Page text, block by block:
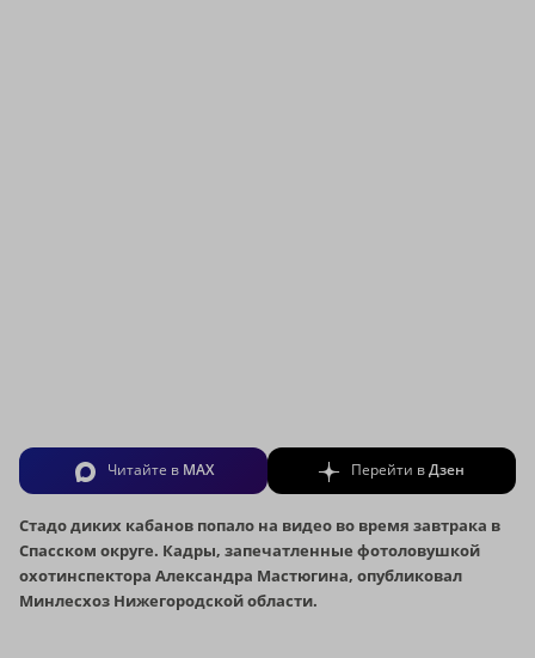
Читайте в MAX Перейти вДзен
Стадо диких кабанов попало на видео во время завтрака в
Спасском округе. Кадры, запечатленные фотоловушкой
охотинспектора Александра Мастюгина, опубликовал
Минлесхоз Нижегородской области.